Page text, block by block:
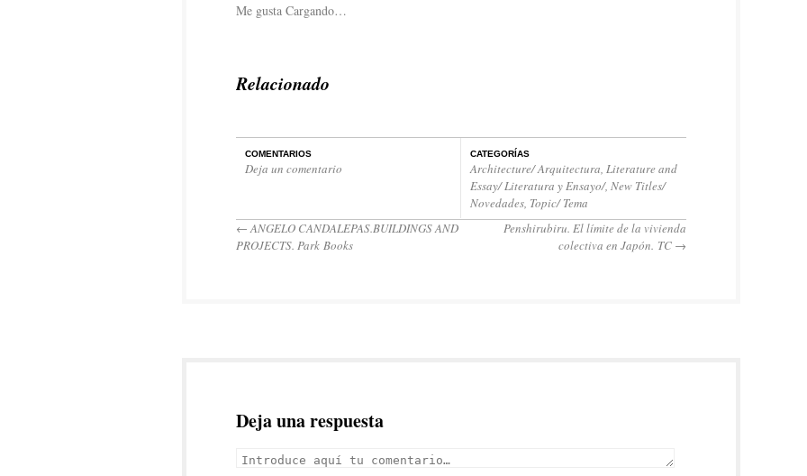
Me gusta Cargando…
Relacionado
COMENTARIOS
Deja un comentario
CATEGORÍAS
Architecture/ Arquitectura, Literature and
Essay/ Literatura y Ensayo/, New Titles/
Novedades, Topic/ Tema
←ANGELO CANDALEPAS.BUILDINGS AND
PROJECTS. Park Books
Penshirubiru. El límite de la vivienda
colectiva en Japón. TC →
Deja una respuesta